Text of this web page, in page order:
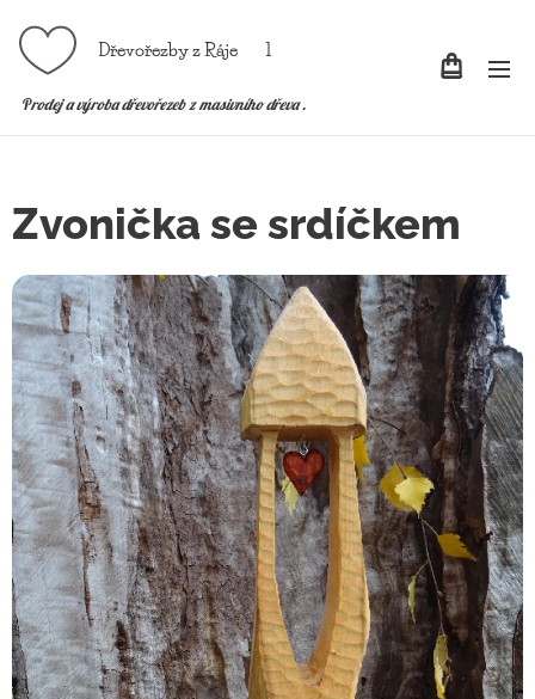
Dřevořezby z Ráje l
Prodej a výroba dřevořezeb z masivního dřeva .
Zvonička se srdíčkem